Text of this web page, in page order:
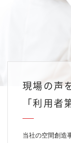
現場の声
「利用者
当社の空間創造